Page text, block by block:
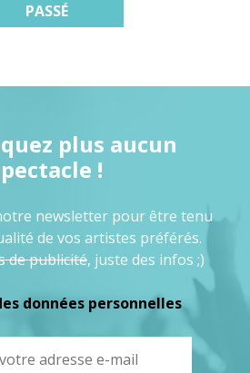
PASSÉ
plus aucun
!
newsletter pour être tenu
de vos artistes préférés.
de publicité, juste des infos ;)
données personnelles